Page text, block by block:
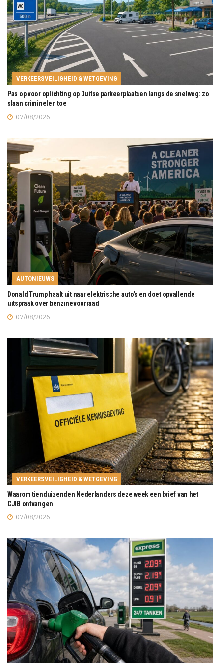
VERKEERSVEILIGHEID & WETGEVING
Pas op voor oplichting op Duitse parkeerplaatsen langs de snelweg: zo
slaan criminelen toe
07/08/2026
AUTONIEUWS
Donald Trump haalt uit naar elektrische auto’s en doet opvallende
uitspraak over benzinevoorraad
07/08/2026
VERKEERSVEILIGHEID & WETGEVING
Waarom tienduizenden Nederlanders deze week een brief van het
CJIB ontvangen
07/08/2026